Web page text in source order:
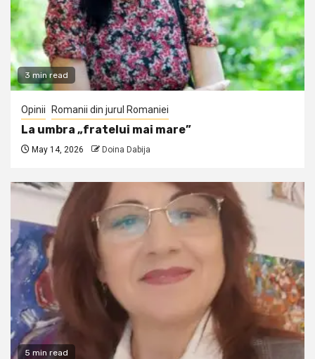
3 min read
Opinii Romanii din jurul Romaniei
La umbra „fratelui mai mare”
May 14, 2026 Doina Dabija
5 min read